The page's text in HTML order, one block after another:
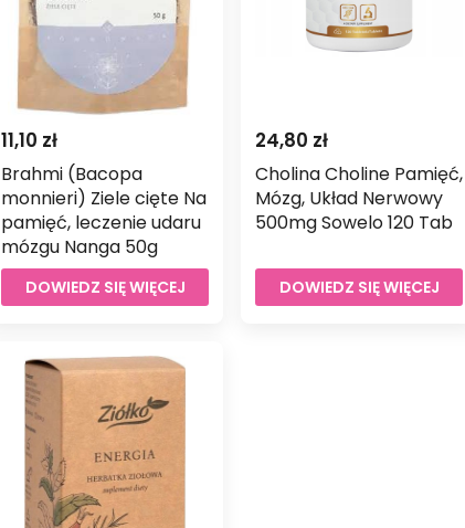
11,10 zł
Brahmi (Bacopa
monnieri) Ziele cięte Na
pamięć, leczenie udaru
mózgu Nanga 50g
DOWIEDZ SIĘ WIĘCEJ
24,80 zł
Cholina Choline Pamięć,
Mózg, Układ Nerwowy
500mg Sowelo 120 Tab
DOWIEDZ SIĘ WIĘCEJ